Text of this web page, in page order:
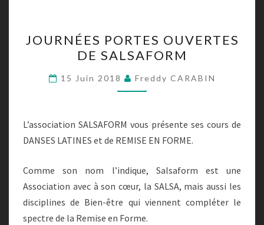
PORTES
OUVERTES
DE
SALSAFORM
JOURNÉES PORTES OUVERTES
DE SALSAFORM
15 Juin 2018 Freddy CARABIN
L’association SALSAFORM vous présente ses cours de
DANSES LATINES et de REMISE EN FORME.
Comme son nom l’indique, Salsaform est une
Association avec à son cœur, la SALSA, mais aussi les
disciplines de Bien-être qui viennent compléter le
spectre de la Remise en Forme.